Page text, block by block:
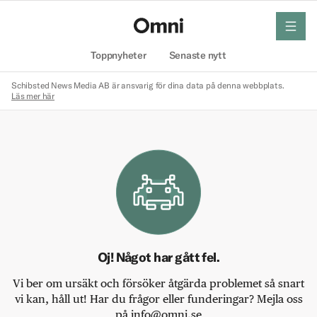
Toppnyheter Senaste nytt
meny
Schibsted News Media AB är ansvarig för dina data på denna webbplats.
Läs mer här
Oj! Något har gått fel.
Vi ber om ursäkt och försöker åtgärda problemet så snart
vi kan, håll ut! Har du frågor eller funderingar? Mejla oss